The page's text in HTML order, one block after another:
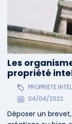
Les
propriété
PROPRIETE
04/04/2022
Déposer un